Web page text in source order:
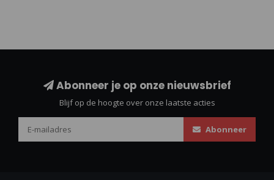
Abonneer je op onze nieuwsbrief
Blijf op de hoogte over onze laatste acties
Abonneer